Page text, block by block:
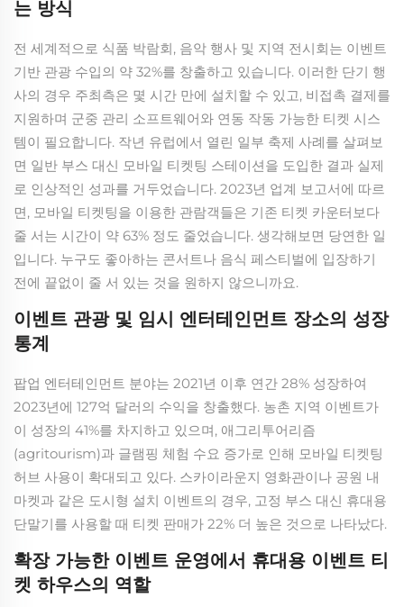
는 방식
전 세계적으로 식품 박람회, 음악 행사 및 지역 전시회는 이벤트
기반 관광 수입의 약 32%를 창출하고 있습니다. 이러한 단기 행
사의 경우 주최측은 몇 시간 만에 설치할 수 있고, 비접촉 결제를
지원하며 군중 관리 소프트웨어와 연동 작동 가능한 티켓 시스
템이 필요합니다. 작년 유럽에서 열린 일부 축제 사례를 살펴보
면 일반 부스 대신 모바일 티켓팅 스테이션을 도입한 결과 실제
로 인상적인 성과를 거두었습니다. 2023년 업계 보고서에 따르
면, 모바일 티켓팅을 이용한 관람객들은 기존 티켓 카운터보다
줄 서는 시간이 약 63% 정도 줄었습니다. 생각해보면 당연한 일
입니다. 누구도 좋아하는 콘서트나 음식 페스티벌에 입장하기
전에 끝없이 줄 서 있는 것을 원하지 않으니까요.
이벤트 관광 및 임시 엔터테인먼트 장소의 성장
통계
팝업 엔터테인먼트 분야는 2021년 이후 연간 28% 성장하여
2023년에 127억 달러의 수익을 창출했다. 농촌 지역 이벤트가
이 성장의 41%를 차지하고 있으며, 애그리투어리즘
(agritourism)과 글램핑 체험 수요 증가로 인해 모바일 티켓팅
허브 사용이 확대되고 있다. 스카이라운지 영화관이나 공원 내
마켓과 같은 도시형 설치 이벤트의 경우, 고정 부스 대신 휴대용
단말기를 사용할 때 티켓 판매가 22% 더 높은 것으로 나타났다.
확장 가능한 이벤트 운영에서 휴대용 이벤트 티
켓 하우스의 역할